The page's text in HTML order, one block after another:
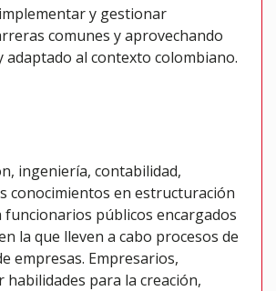
y gestionar
comunes y aprovechando
al contexto colombiano.
ingeniería, contabilidad,
conocimientos en estructuración
públicos encargados
la que lleven a cabo procesos de
empresas. Empresarios,
para la creación,